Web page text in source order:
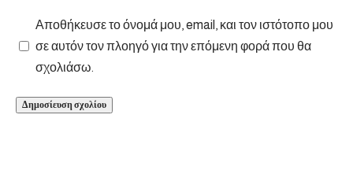
Αποθήκευσε το όνομά μου, email, και τον ιστότοπο μου
σε αυτόν τον πλοηγό για την επόμενη φορά που θα
σχολιάσω.